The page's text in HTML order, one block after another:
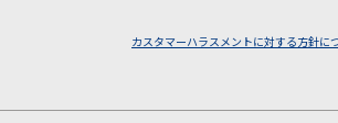
カスタマーハラスメントに対する方針に